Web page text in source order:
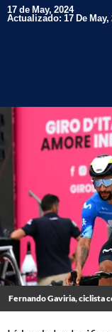
17 de May, 2024
Actualizado: 17 De May,
Fernando Gaviria, ciclista